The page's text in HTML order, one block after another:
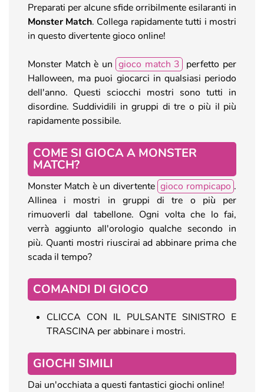
Preparati per alcune sfide orribilmente esilaranti in
Monster Match. Collega rapidamente tutti i mostri
in questo divertente gioco online!
Monster Match è un gioco match 3 perfetto per
Halloween, ma puoi giocarci in qualsiasi periodo
dell'anno. Questi sciocchi mostri sono tutti in
disordine. Suddividili in gruppi di tre o più il più
rapidamente possibile.
COME SI GIOCA A MONSTER
MATCH?
Monster Match è un divertente gioco rompicapo .
Allinea i mostri in gruppi di tre o più per
rimuoverli dal tabellone. Ogni volta che lo fai,
verrà aggiunto all'orologio qualche secondo in
più. Quanti mostri riuscirai ad abbinare prima che
scada il tempo?
COMANDI DI GIOCO
CLICCA CON IL PULSANTE SINISTRO E
TRASCINA per abbinare i mostri.
GIOCHI SIMILI
Dai un'occhiata a questi fantastici giochi online!